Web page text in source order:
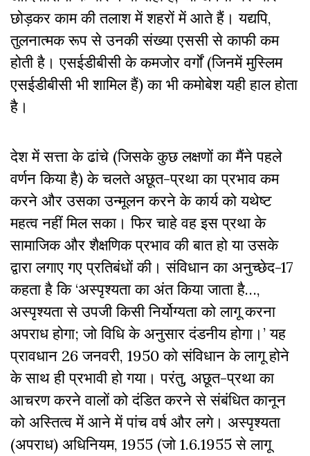
छोड़कर काम की तलाश में शहरों में आते हैं। यद्यपि,
तुलनात्मक रूप से उनकी संख्या एससी से काफी कम
होती है। एसईडीबीसी के कमजोर वर्गों (जिनमें मुस्लिम
एसईडीबीसी भी शामिल हैं) का भी कमोबेश यही हाल होता
है।
देश में सत्ता के ढांचे (जिसके कुछ लक्षणों का मैंने पहले
वर्णन किया है) के चलते अछूत-प्रथा का प्रभाव कम
करने और उसका उन्मूलन करने के कार्य को यथेष्ट
महत्व नहीं मिल सका। फिर चाहे वह इस प्रथा के
सामाजिक और शैक्षणिक प्रभाव की बात हो या उसके
द्वारा लगाए गए प्रतिबंधों की। संविधान का अनुच्छेद-17
कहता है कि ‘अस्पृश्यता का अंत किया जाता है…,
अस्पृश्यता से उपजी किसी निर्योग्यता को लागू करना
अपराध होगा; जो विधि के अनुसार दंडनीय होगा।’ यह
प्रावधान 26 जनवरी, 1950 को संविधान के लागू होने
के साथ ही प्रभावी हो गया। परंतु, अछूत-प्रथा का
आचरण करने वालों को दंडित करने से संबंधित कानून
को अस्तित्व में आने में पांच वर्ष और लगे। अस्पृश्यता
(अपराध) अधिनियम, 1955 (जो 1.6.1955 से लागू